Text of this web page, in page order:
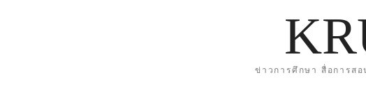
ข่าวการศึกษา สื่อการส